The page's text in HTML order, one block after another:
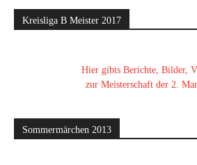
Kreisliga B Meister 2017
Hier gibts Berichte, Bilder,
zur Meisterschaft der 2.
Sommermärchen 2013